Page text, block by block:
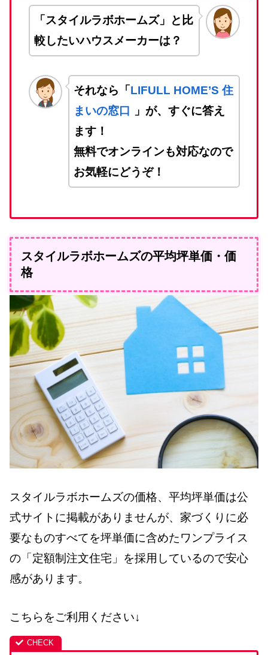
「スタイルラボホームズ」と比
較したいハウスメーカーは？
それなら「LIFULL HOME’S 住
まいの窓口
」が、すぐに答え
ます！
無料でオンラインも対応なので
お気軽にどうぞ！
スタイルラボホームズの平均坪単価・価
格
スタイルラボホームズの価格、平均坪単価は公
式サイトに掲載がありませんが、家づくりに必
要なものすべてを坪単価に含めたワンプライス
の「定額制注文住宅」を採用しているので安心
感があります。
こちらをご利用ください↓